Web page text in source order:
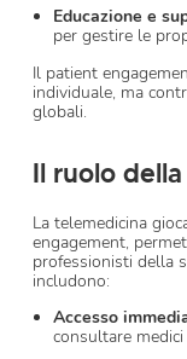
Educazione e
per gestire le
Il patient
individuale, ma
globali.
Il ruolo
La telemedicina
engagement,
professionisti della
includono:
Accesso
consultare